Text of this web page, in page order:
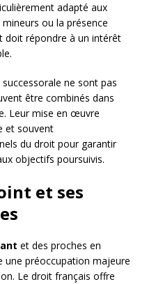
adapté aux
ou la présence
doit répondre à un intérêt
ne sont pas
être combinés dans
Leur mise en œuvre
et souvent
du droit pour garantir
objectifs poursuivis.
et ses
et des proches en
une préoccupation majeure
Le droit français offre